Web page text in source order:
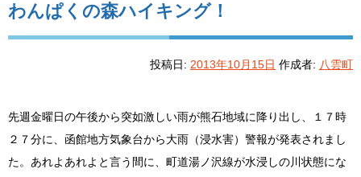
わんぱくの森ハイキング！
投稿日: 2013年10月15日 作成者: 八雲町
先週金曜日の午後から突如激しい雨が熊石地域に降り出し、１７時
２７分に、函館地方気象台から大雨（浸水害）警報が発表されまし
た。あれよあれよと言う間に、町道湯ノ沢線が水浸しの川状態にな